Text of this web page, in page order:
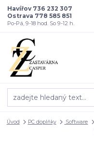
Havířov 736 232 307
Ostrava 778 585 851
Po-Pá, 9-18 hod. So 9-12 h.
Úvod PC doplňky Software